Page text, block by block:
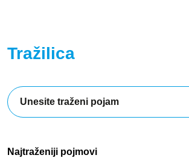
Tražilica
Najtraženiji pojmovi